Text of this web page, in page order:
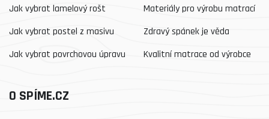
Jak vybrat lamelový rošt
Jak vybrat postel z masivu
Jak vybrat povrchovou úpravu
Materiály pro výrobu matrací
Zdravý spánek je věda
Kvalitní matrace od výrobce
O SPÍME.CZ